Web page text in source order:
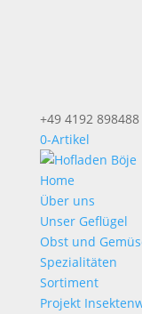
+49 4192 898488
0-Artikel
Home
Über uns
Unser Geflügel
Obst und
Spezialitäten
Sortiment
Projekt